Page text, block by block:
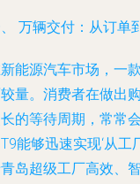
万辆交付：从订单
能源汽车市场，一
量。消费者在做出
的等待周期，常常
能够迅速实现‘从
岛超级工厂高效、